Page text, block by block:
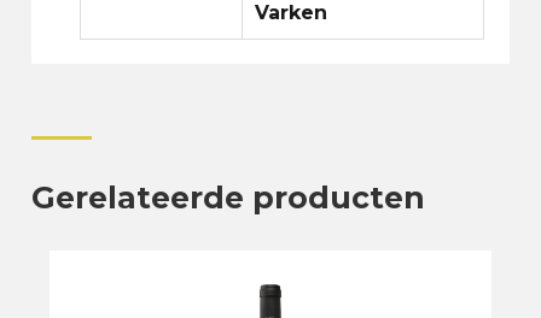
Varken
Gerelateerde producten